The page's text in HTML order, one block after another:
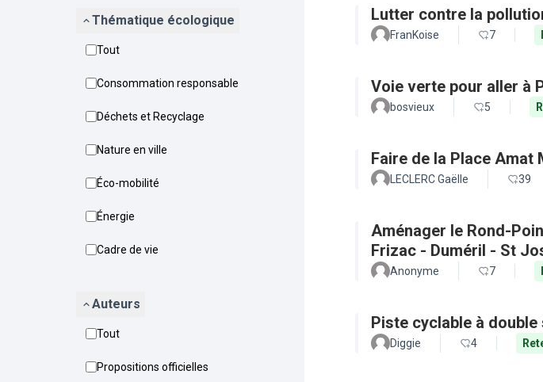
Thématique écologique
Tout
Consommation responsable
Déchets et Recyclage
Nature en ville
Éco-mobilité
Énergie
Cadre de vie
Auteurs
Tout
Propositions officielles
Lutter contre la
FranKoise 7
Voie verte pour aller à
bosvieux 5
Faire de la Place Amat
LECLERC Gaëlle 39
Aménager le Rond-
Frizac - Duméril - St
Anonyme 7
Piste cyclable à
Diggie 4